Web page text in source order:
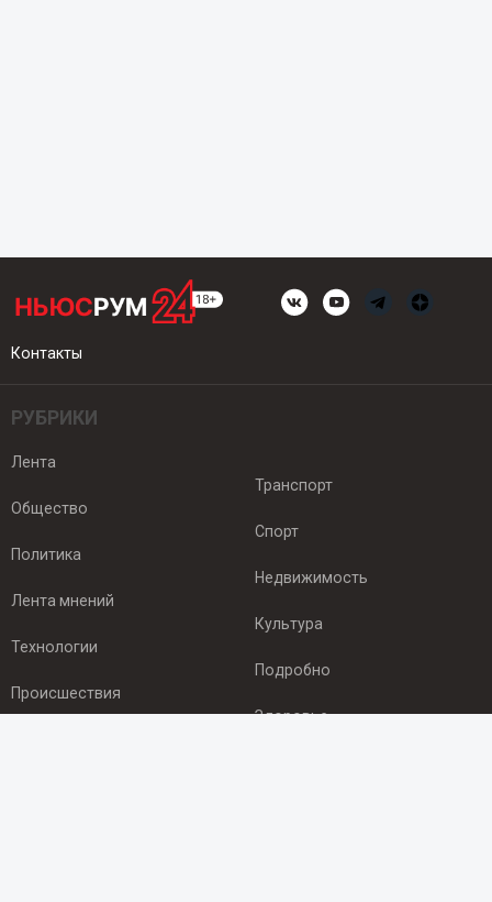
Контакты
РУБРИКИ
Лента
Общество
Политика
Лента мнений
Технологии
Происшествия
Транспорт
Спорт
Недвижимость
Культура
Подробно
Здоровье